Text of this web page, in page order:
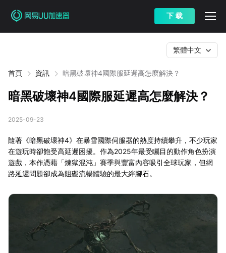
下 载
首頁 資訊 暗黑破壞神4國際服延遲高怎麼解決？
繁體中文
暗黑破壞神4國際服延遲高怎麼解決？
2025-09-23
隨著《暗黑破壞神4》在暴雪國際伺服器的熱度持續攀升，不少玩家
在遊玩時卻飽受高延遲困擾。作為2025年最受矚目的動作角色扮演
遊戲，本作憑藉「煉獄混沌」賽季與豐富內容吸引全球玩家，但網
路延遲問題卻成為阻礙流暢體驗的最大絆腳石。